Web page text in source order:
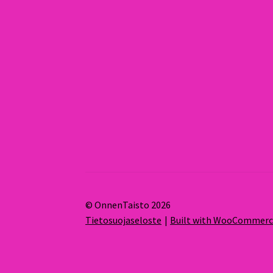
© OnnenTaisto 2026
Tietosuojaseloste
Built with